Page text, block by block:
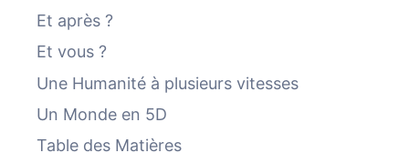
Et après ?
Et vous ?
Une Humanité à plusieurs vitesses
Un Monde en 5D
Table des Matières